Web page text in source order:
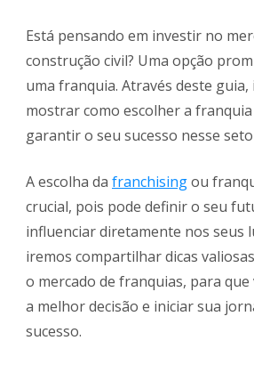
Está pensando em investir no
construção civil? Uma opção
uma franquia. Através deste guia,
mostrar como escolher a
garantir o seu sucesso nesse
A escolha da franchisingou
crucial, pois pode definir o seu
influenciar diretamente nos seus
iremos compartilhar dicas
o mercado de franquias, para
a melhor decisão e iniciar sua
sucesso.